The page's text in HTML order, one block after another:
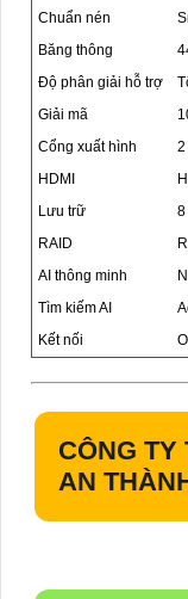
Chuẩn nén
Băng thông
Độ phân giải hỗ trợ
Giải mã
Cổng xuất hình
2
HDMI
Lưu trữ
8
RAID
AI thông minh
Tìm kiếm AI
Kết nối
CÔNG
AN